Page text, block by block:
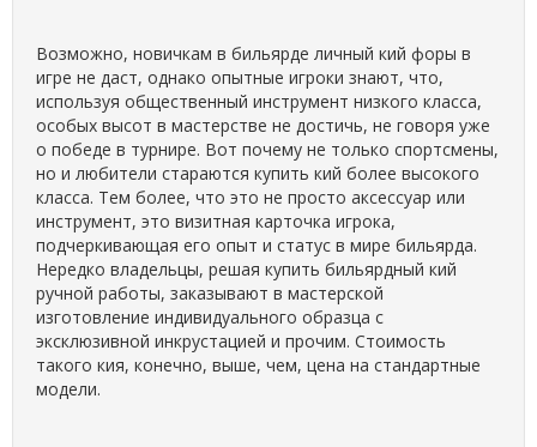
Возможно, новичкам в бильярде личный кий форы в
игре не даст, однако опытные игроки знают, что,
используя общественный инструмент низкого класса,
особых высот в мастерстве не достичь, не говоря уже
о победе в турнире. Вот почему не только спортсмены,
но и любители стараются купить кий более высокого
класса. Тем более, что это не просто аксессуар или
инструмент, это визитная карточка игрока,
подчеркивающая его опыт и статус в мире бильярда.
Нередко владельцы, решая купить бильярдный кий
ручной работы, заказывают в мастерской
изготовление индивидуального образца с
эксклюзивной инкрустацией и прочим. Стоимость
такого кия, конечно, выше, чем, цена на стандартные
модели.